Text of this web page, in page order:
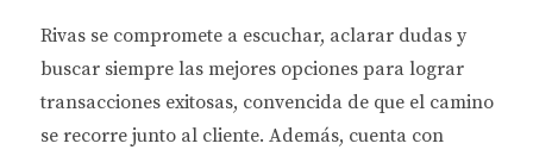
Desventajas de los Bancos Tradicionales
Requisitos estrictos de crédito.
Largos tiempos de espera para la aprobación.
Menos opciones adaptadas a freelancers.
Rivas se compromete a escuchar, aclarar dudas y
buscar siempre las mejores opciones para lograr
transacciones exitosas, convencida de que el camino
se recorre junto al cliente. Además, cuenta con